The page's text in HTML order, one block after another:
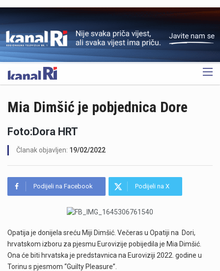
OGLAS
Mia Dimšić je pobjednica Dore
Foto:Dora HRT
Članak objavljen: 19/02/2022
Podijeli na Facebook Podijeli na X
Opatija je donijela sreću Miji Dimšić. Večeras u Opatiji na Dori,
hrvatskom izboru za pjesmu Eurovizije pobijedila je Mia Dimšić.
Ona će biti hrvatska je predstavnica na Euroviziji 2022. godine u
Torinu s pjesmom “Guilty Pleasure”.